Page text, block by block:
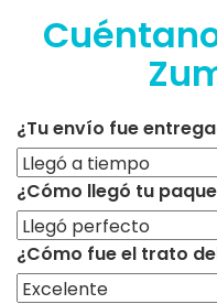
¿Tu envío fue
¿Cómo llegó tu
¿Cómo fue el trato